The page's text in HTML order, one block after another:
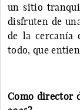
un sitio
disfruten de
de la cercanía
todo, que
Como director